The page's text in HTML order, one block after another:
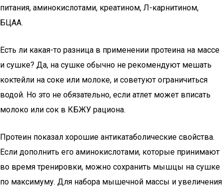
питания, аминокислотами, креатином, Л-карнитином,
БЦАА.
Есть ли какая-то разница в применении протеина на массе
и сушке? Да, на сушке обычно не рекомендуют мешать
коктейли на соке или молоке, и советуют ограничиться
водой. Но это не обязательно, если атлет может вписать
молоко или сок в КБЖУ рациона.
Протеин показал хорошие антикатаболические свойства.
Если дополнить его аминокислотами, которые принимают
во время тренировки, можно сохранить мышцы на сушке
по максимуму. Для набора мышечной массы и увеличения